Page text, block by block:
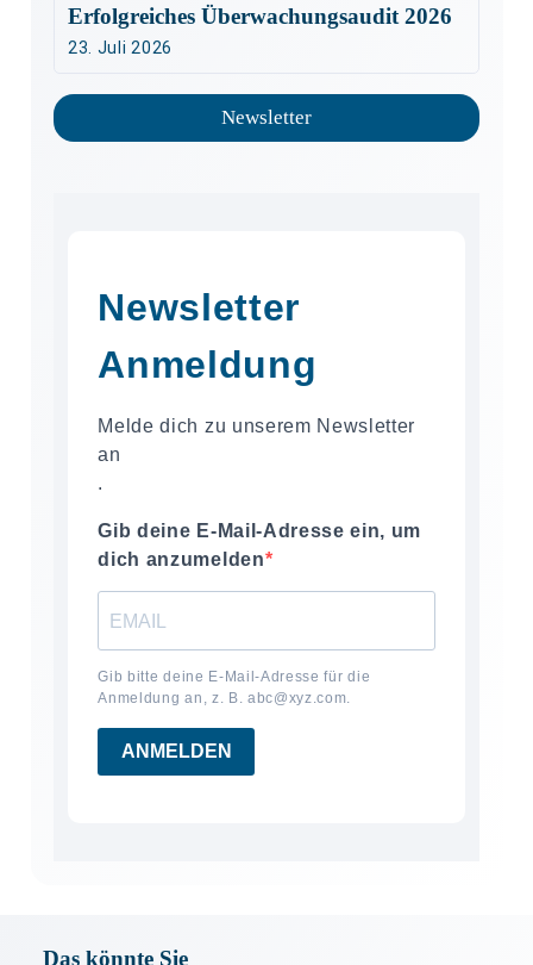
Erfolgreiches Überwachungsaudit 2026
23. Juli 2026
Newsletter
Newsletter
Anmeldung
Melde dich zu unserem Newsletter
an
.
Gib deine E-Mail-Adresse ein, um
dich anzumelden
Gib bitte deine E-Mail-Adresse für die
Anmeldung an, z. B. abc@xyz.com.
ANMELDEN
Das könnte Sie